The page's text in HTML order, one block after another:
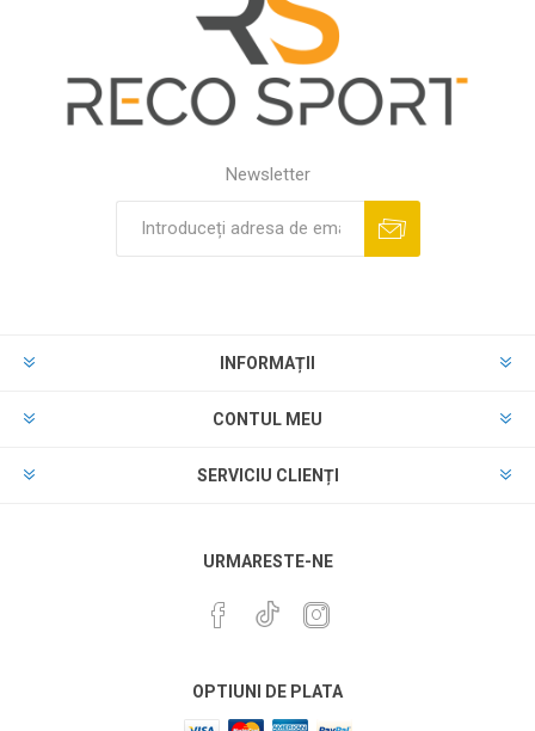
Newsletter
INFORMAȚII
CONTUL MEU
SERVICIU CLIENȚI
URMARESTE-NE
OPTIUNI DE PLATA